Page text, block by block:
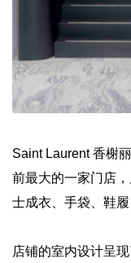
Saint Laurent 香榭
前最大的一家门店
士成衣、手袋、鞋履
店铺的室内设计呈